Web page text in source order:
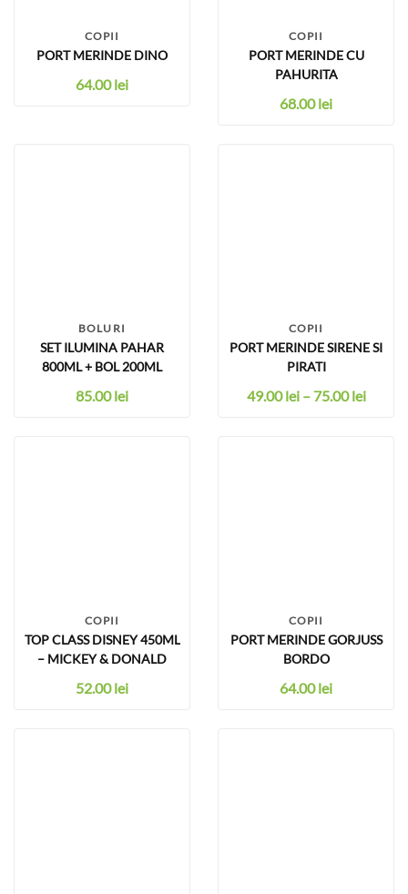
COPII
PORT MERINDE DINO
64.00lei
COPII
PORT MERINDE CU
PAHURITA
68.00lei
BOLURI
SET ILUMINA PAHAR
800ML + BOL 200ML
85.00lei
COPII
PORT MERINDE SIRENE SI
PIRATI
49.00lei – 75.00lei
COPII
TOP CLASS DISNEY 450ML
– MICKEY & DONALD
52.00lei
COPII
PORT MERINDE GORJUSS
BORDO
64.00lei